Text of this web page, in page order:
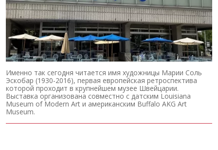
Именно так сегодня читается имя художницы Марии Соль
Эскобар (1930-2016), первая европейская ретроспектива
которой проходит в крупнейшем музее Швейцарии.
Выставка организована совместно с датским Louisiana
Museum of Modern Art и американским Buffalo AKG Art
Museum.